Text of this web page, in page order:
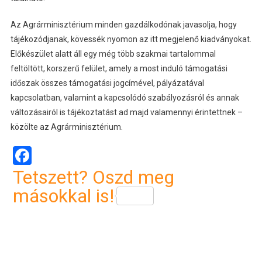
Az Agrárminisztérium minden gazdálkodónak javasolja, hogy
tájékozódjanak, kövessék nyomon az itt megjelenő kiadványokat.
Előkészület alatt áll egy még több szakmai tartalommal
feltöltött, korszerű felület, amely a most induló támogatási
időszak összes támogatási jogcímével, pályázatával
kapcsolatban, valamint a kapcsolódó szabályozásról és annak
változásairól is tájékoztatást ad majd valamennyi érintettnek –
közölte az Agrárminisztérium.
Facebook
Tetszett? Oszd meg
másokkal is!